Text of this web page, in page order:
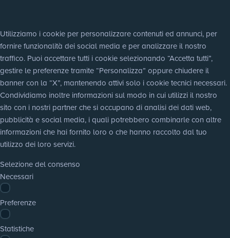
Utilizziamo i cookie per personalizzare contenuti ed annunci, per
fornire funzionalità dei social media e per analizzare il nostro
traffico. Puoi accettare tutti i cookie selezionando “Accetta tutti”,
gestire le preferenze tramite “Personalizza” oppure chiudere il
banner con la “X”, mantenendo attivi solo i cookie tecnici necessari.
Condividiamo inoltre informazioni sul modo in cui utilizzi il nostro
sito con i nostri partner che si occupano di analisi dei dati web,
pubblicità e social media, i quali potrebbero combinarle con altre
informazioni che hai fornito loro o che hanno raccolto dal tuo
utilizzo dei loro servizi.
Selezione del consenso
Necessari
Preferenze
Statistiche